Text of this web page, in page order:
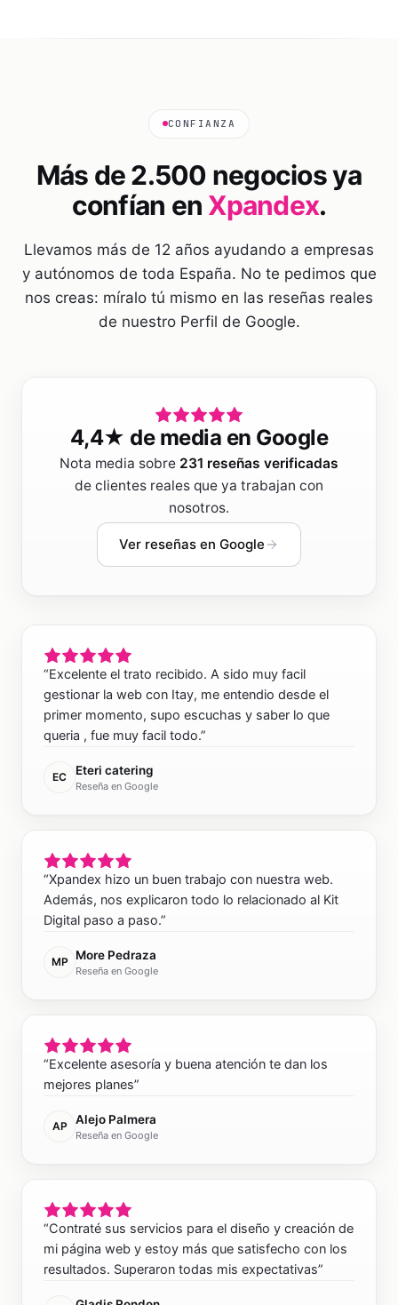
CONFIANZA
Más de 2.500 negocios ya
confían en Xpandex.
Llevamos más de 12 años ayudando a empresas
y autónomos de toda España. No te pedimos que
nos creas: míralo tú mismo en las reseñas reales
de nuestro Perfil de Google.
4,4★ de media en Google
Nota media sobre 231 reseñas verificadas
de clientes reales que ya trabajan con
nosotros.
Ver reseñas en Google
“Excelente el trato recibido. A sido muy facil
gestionar la web con Itay, me entendio desde el
primer momento, supo escuchas y saber lo que
queria , fue muy facil todo.”
EC Eteri catering
Reseña en Google
“Xpandex hizo un buen trabajo con nuestra web.
Además, nos explicaron todo lo relacionado al Kit
Digital paso a paso.”
MP More Pedraza
Reseña en Google
“Excelente asesoría y buena atención te dan los
mejores planes”
AP Alejo Palmera
Reseña en Google
“Contraté sus servicios para el diseño y creación de
mi página web y estoy más que satisfecho con los
resultados. Superaron todas mis expectativas”